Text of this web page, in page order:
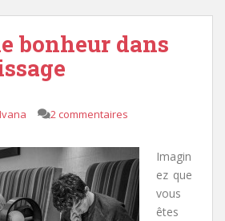
bonheur dans
Ivana 2 commentaires
Imagin
ez que
vous
êtes